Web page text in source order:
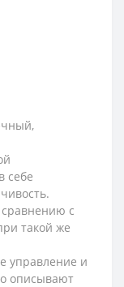
себе
с
такой же
управление и
описывают